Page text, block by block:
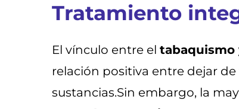
Tratamiento
El vínculo entre el tabaquismo
relación positiva entre dejar
sustancias.Sin embargo, la